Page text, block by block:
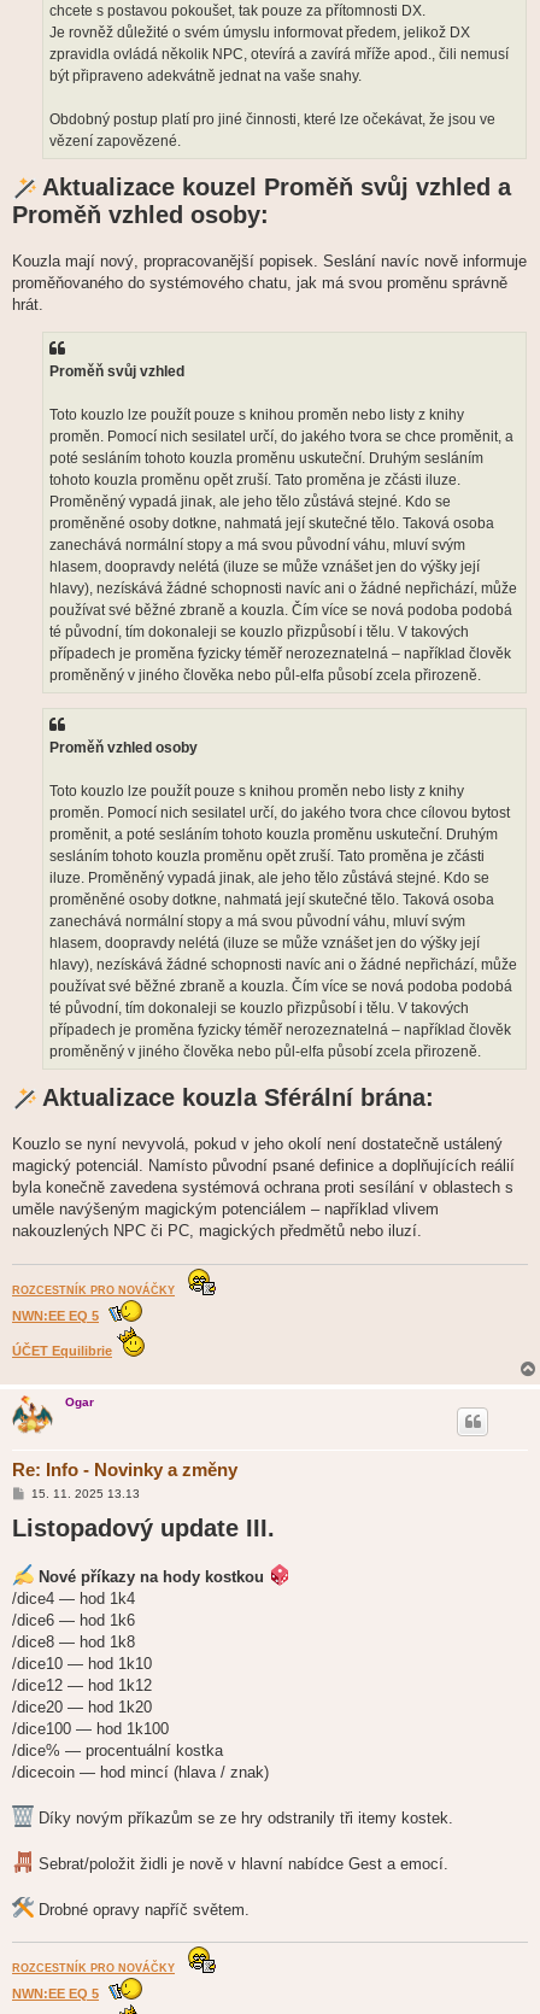
chcete s postavou pokoušet, tak pouze za přítomnosti DX.
Je rovněž důležité o svém úmyslu informovat předem, jelikož DX
zpravidla ovládá několik NPC, otevírá a zavírá mříže apod., čili nemusí
být připraveno adekvátně jednat na vaše snahy.
Obdobný postup platí pro jiné činnosti, které lze očekávat, že jsou ve
vězení zapovězené.
Aktualizace kouzel Proměň svůj vzhled a
Proměň vzhled osoby:
Kouzla mají nový, propracovanější popisek. Seslání navíc nově informuje
proměňovaného do systémového chatu, jak má svou proměnu správně
hrát.
Proměň svůj vzhled
Toto kouzlo lze použít pouze s knihou proměn nebo listy z knihy
proměn. Pomocí nich sesilatel určí, do jakého tvora se chce proměnit, a
poté sesláním tohoto kouzla proměnu uskuteční. Druhým sesláním
tohoto kouzla proměnu opět zruší. Tato proměna je zčásti iluze.
Proměněný vypadá jinak, ale jeho tělo zůstává stejné. Kdo se
proměněné osoby dotkne, nahmatá její skutečné tělo. Taková osoba
zanechává normální stopy a má svou původní váhu, mluví svým
hlasem, doopravdy nelétá (iluze se může vznášet jen do výšky její
hlavy), nezískává žádné schopnosti navíc ani o žádné nepřichází, může
používat své běžné zbraně a kouzla. Čím více se nová podoba podobá
té původní, tím dokonaleji se kouzlo přizpůsobí i tělu. V takových
případech je proměna fyzicky téměř nerozeznatelná – například člověk
proměněný v jiného člověka nebo půl-elfa působí zcela přirozeně.
Proměň vzhled osoby
Toto kouzlo lze použít pouze s knihou proměn nebo listy z knihy
proměn. Pomocí nich sesilatel určí, do jakého tvora chce cílovou bytost
proměnit, a poté sesláním tohoto kouzla proměnu uskuteční. Druhým
sesláním tohoto kouzla proměnu opět zruší. Tato proměna je zčásti
iluze. Proměněný vypadá jinak, ale jeho tělo zůstává stejné. Kdo se
proměněné osoby dotkne, nahmatá její skutečné tělo. Taková osoba
zanechává normální stopy a má svou původní váhu, mluví svým
hlasem, doopravdy nelétá (iluze se může vznášet jen do výšky její
hlavy), nezískává žádné schopnosti navíc ani o žádné nepřichází, může
používat své běžné zbraně a kouzla. Čím více se nová podoba podobá
té původní, tím dokonaleji se kouzlo přizpůsobí i tělu. V takových
případech je proměna fyzicky téměř nerozeznatelná – například člověk
proměněný v jiného člověka nebo půl-elfa působí zcela přirozeně.
Aktualizace kouzla Sférální brána:
Kouzlo se nyní nevyvolá, pokud v jeho okolí není dostatečně ustálený
magický potenciál. Namísto původní psané definice a doplňujících reálií
byla konečně zavedena systémová ochrana proti sesílání v oblastech s
uměle navýšeným magickým potenciálem – například vlivem
nakouzlených NPC či PC, magických předmětů nebo iluzí.
ROZCESTNÍK PRO NOVÁČKY
NWN:EE EQ 5
ÚČET Equilibrie
Ogar
Re: Info - Novinky a změny
P
í
s
ě
v
e
k
15. 11. 2025 13.13
Listopadový update III.
Nové příkazy na hody kostkou
/dice4 — hod 1k4
/dice6 — hod 1k6
/dice8 — hod 1k8
/dice10 — hod 1k10
/dice12 — hod 1k12
/dice20 — hod 1k20
/dice100 — hod 1k100
/dice% — procentuální kostka
/dicecoin — hod mincí (hlava / znak)
Díky novým příkazům se ze hry odstranily tři itemy kostek.
Sebrat/položit židli je nově v hlavní nabídce Gest a emocí.
Drobné opravy napříč světem.
ROZCESTNÍK PRO NOVÁČKY
NWN:EE EQ 5